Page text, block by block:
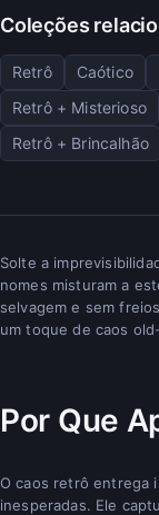
Coleções
Retrô Caótico
Retrô + Misterioso
Retrô + Brincalhão
Solte a
nomes misturam a
selvagem e sem
um toque de caos
Por Que
O caos retrô entrega
inesperadas. Ele